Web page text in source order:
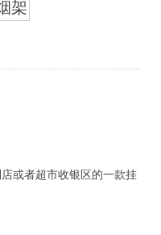
或者超市收银区的一款挂